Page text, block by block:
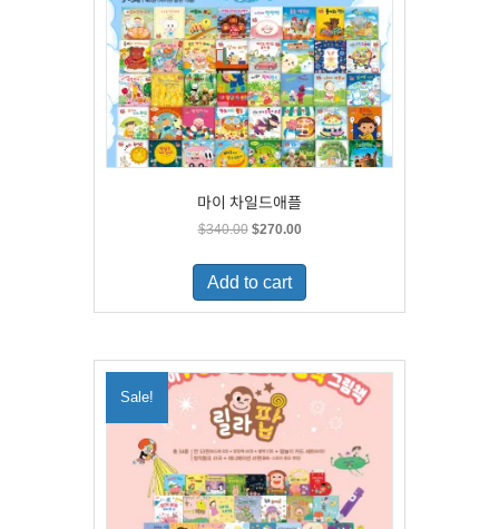
마이 차일드애플
$340.00 Original
was:
$340.00.
$270.00Current
is:
Add to cart
Sale!